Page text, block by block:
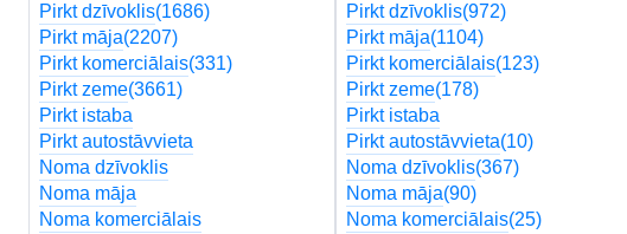
Pirkt dzīvoklis(1686)
Pirkt māja(2207)
Pirkt komerciālais(331)
Pirkt zeme(3661)
Pirkt istaba
Pirkt autostāvvieta
Noma dzīvoklis
Noma māja
Noma komerciālais
Pirkt dzīvoklis(972)
Pirkt māja(1104)
Pirkt komerciālais(123)
Pirkt zeme(178)
Pirkt istaba
Pirkt autostāvvieta(10)
Noma dzīvoklis(367)
Noma māja(90)
Noma komerciālais(25)